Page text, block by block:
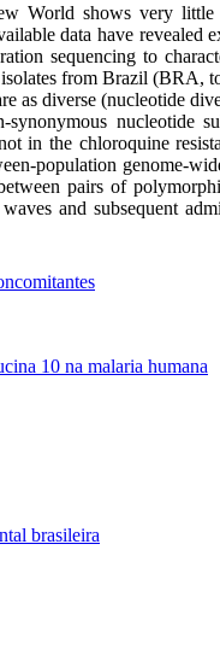
World shows very
data have revealed
sequencing to
from Brazil (BRA,
diverse (nucleotide
nucleotide
in the chloroquine
population genome-
pairs of
and subsequent
10 na malaria humana
brasileira